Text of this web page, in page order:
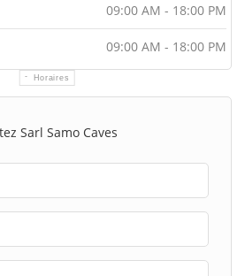
Horaires
09:00 AM - 18:00 PM
09:00 AM - 18:00 PM
Sarl Samo Caves